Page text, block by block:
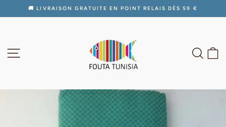
Diaporama
🚚 LIVRAISON GRATUITE EN POINT RELAIS DÈS 59 €